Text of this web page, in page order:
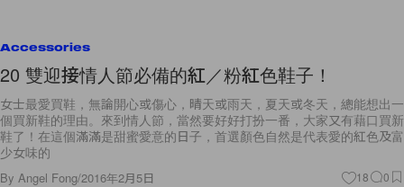
Accessories
20 雙迎接情人節必備的紅／粉紅色鞋子！
女士最愛買鞋，無論開心或傷心，晴天或雨天，夏天或冬天，總能想出一
個買新鞋的理由。來到情人節，當然要好好打扮一番，大家又有藉口買新
鞋了！在這個滿滿是甜蜜愛意的日子，首選顏色自然是代表愛的紅色及富
少女味的
By Angel Fong/2016年2月5日 18 0